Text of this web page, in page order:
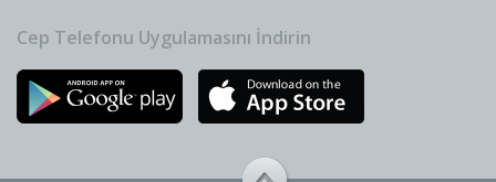
Cep Telefonu Uygulamasını İndirin